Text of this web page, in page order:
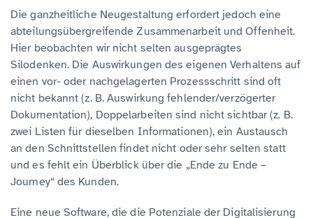
Die ganzheitliche Neugestaltung erfordert jedoch eine
abteilungsübergreifende Zusammenarbeit und Offenheit.
Hier beobachten wir nicht selten ausgeprägtes
Silodenken. Die Auswirkungen des eigenen Verhaltens auf
einen vor- oder nachgelagerten Prozessschritt sind oft
nicht bekannt (z. B. Auswirkung fehlender/verzögerter
Dokumentation), Doppelarbeiten sind nicht sichtbar (z. B.
zwei Listen für dieselben Informationen), ein Austausch
an den Schnittstellen findet nicht oder sehr selten statt
und es fehlt ein Überblick über die „Ende zu Ende –
Journey“ des Kunden.
Eine neue Software, die die Potenziale der Digitalisierung